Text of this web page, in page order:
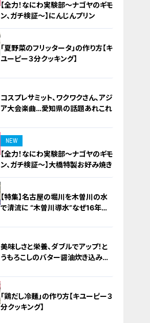
【全力！なにわ実験部～ナゴヤのギモ
ン、ガチ検証～】にんじんプリン
「夏野菜のフリッタータ」の作り方【キ
ユーピー３分クッキング】
コスプレサミット、ワクワクさん、アジ
ア大会楽曲…愛知県の話題あれこれ
NEW
【全力！なにわ実験部～ナゴヤのギモ
ン、ガチ検証～】大橋特製お好み焼き
【特集】名古屋の堀川を木曽川の水
で清流に “木曽川導水”なぜ16年ぶ
美味しさと栄養、ダブルでアップ！と
うもろこしのバター醤油炊き込みご
「鶏だし冷麺」の作り方【キユーピー３
分クッキング】